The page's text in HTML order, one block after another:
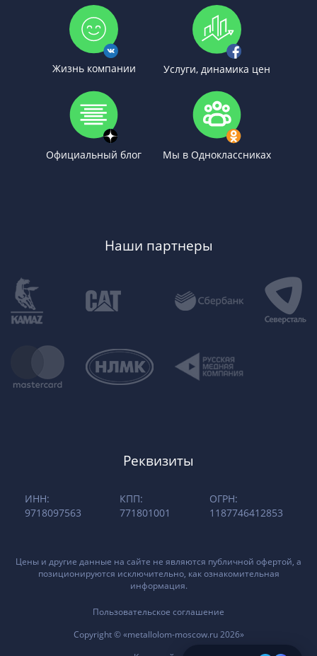
Жизнь компании Услуги, динамика цен
Официальный блог Мы в Одноклассниках
Наши партнеры
Реквизиты
ИНН:
9718097563
КПП:
771801001
ОГРН:
1187746412853
Цены и другие данные на сайте не являются публичной офертой, а
позиционируются исключительно, как ознакомительная
информация.
Пользовательское соглашение
Copyright © «metallolom-moscow.ru 2026»